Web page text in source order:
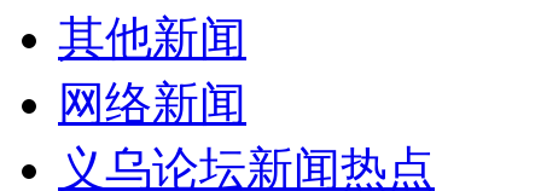
其他新闻
网络新闻
义乌论坛新闻热点